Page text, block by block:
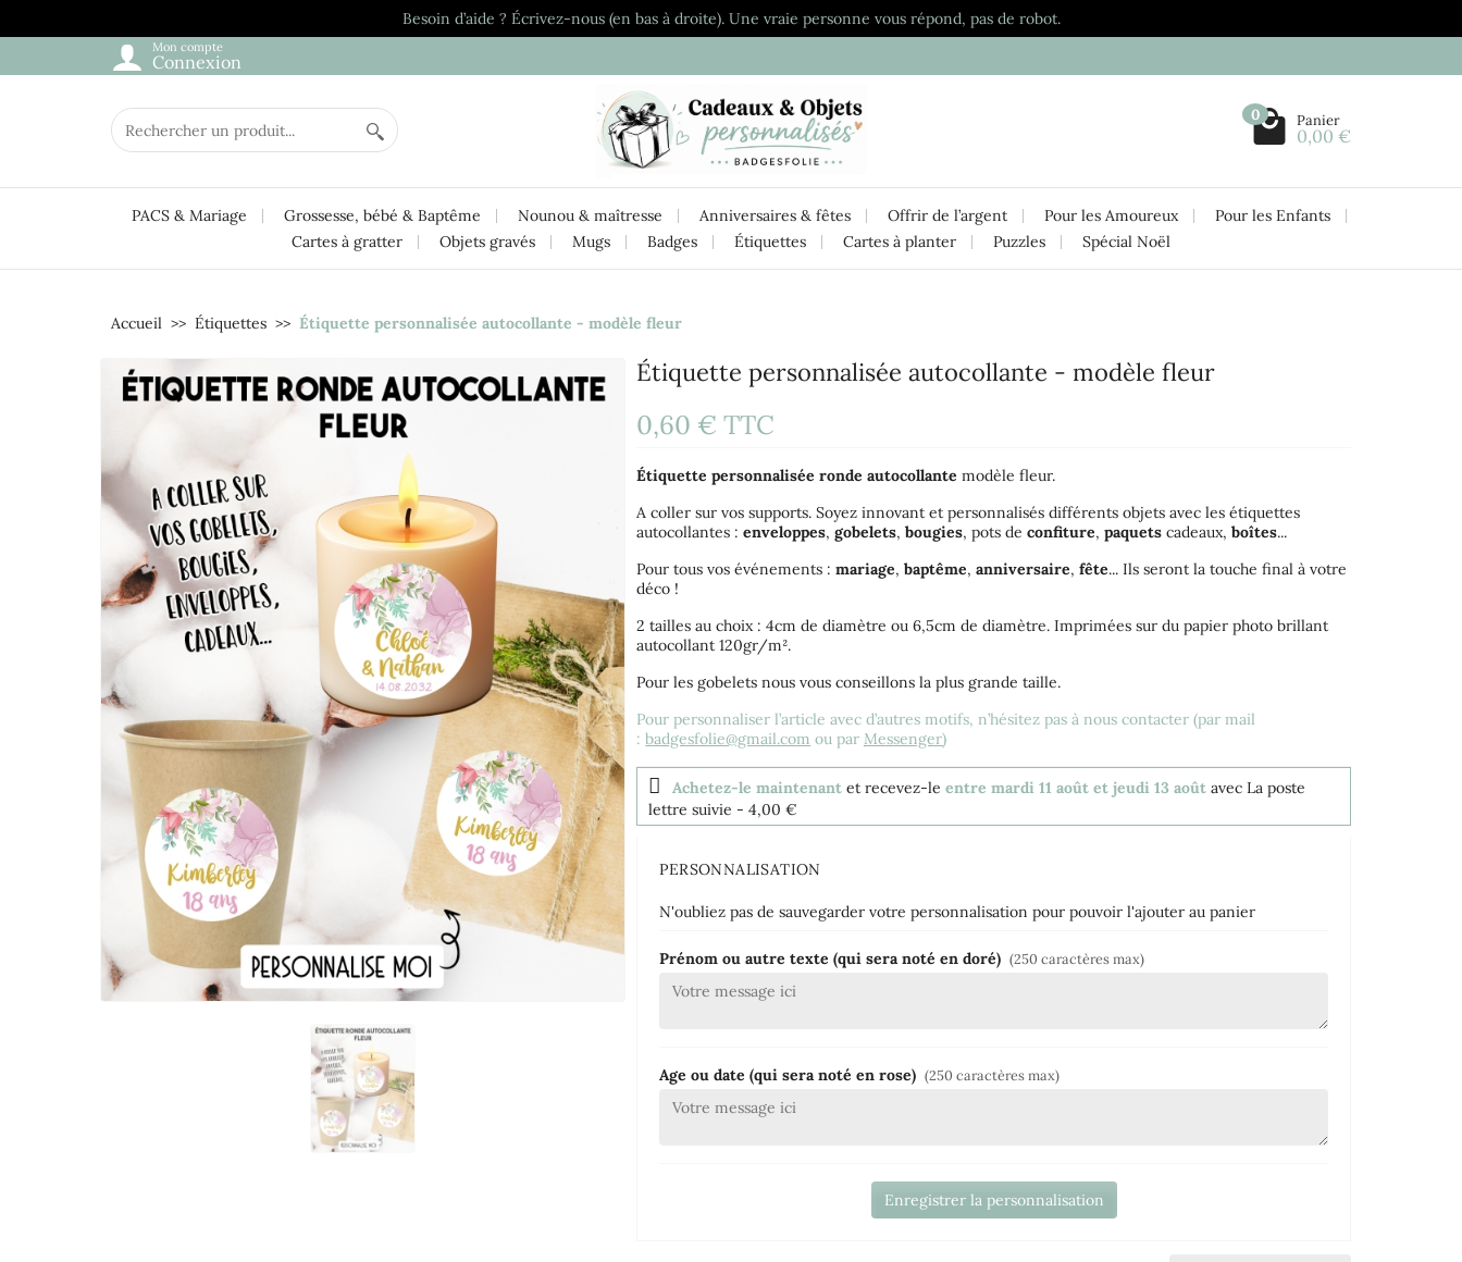
Besoin d’aide ? Écrivez-nous (en bas à droite). Une vraie personne vous répond, pas de robot.
Mon compte
Connexion
0 Panier
0,00 €
PACS & Mariage Grossesse, bébé & Baptême Nounou & maîtresse Anniversaires & fêtes Offrir de l’argent Pour les Amoureux
Pour les Enfants
Cartes à gratter
Objets gravés Mugs Badges Étiquettes Cartes à planter Puzzles Spécial Noël
Accueil Étiquettes Étiquette personnalisée autocollante - modèle fleur
Étiquette personnalisée autocollante - modèle fleur
0,60 €TTC
Étiquettepersonnaliséeronde autocollante modèle fleur.
A coller sur vos supports. Soyez innovant et personnalisés différents objets avec les étiquettes
autocollantes :enveloppes,gobelets,bougies, pots deconfiture,paquets cadeaux,boîtes...
Pour tous vos événements :mariage,baptême,anniversaire,fête... Ils seront la touche final à votre
déco !
2 tailles au choix : 4cm de diamètre ou 6,5cm de diamètre. Imprimées sur du papier photo brillant
autocollant 120gr/m².
Pour les gobelets nous vous conseillons la plus grande taille.
Pour personnaliser l’article avec d’autres motifs, n’hésitez pas à nous contacter (par mail
:badgesfolie@gmail.com ou par Messenger)
Achetez-le maintenant et recevez-leentre mardi 11 août et jeudi 13 août avec La poste
lettre suivie - 4,00 €
PERSONNALISATION
N'oubliez pas de sauvegarder votre personnalisation pour pouvoir l'ajouter au panier
Prénom ou autre texte (qui sera noté en doré) (250 caractères max)
Age ou date (qui sera noté en rose) (250 caractères max)
Enregistrer la personnalisation